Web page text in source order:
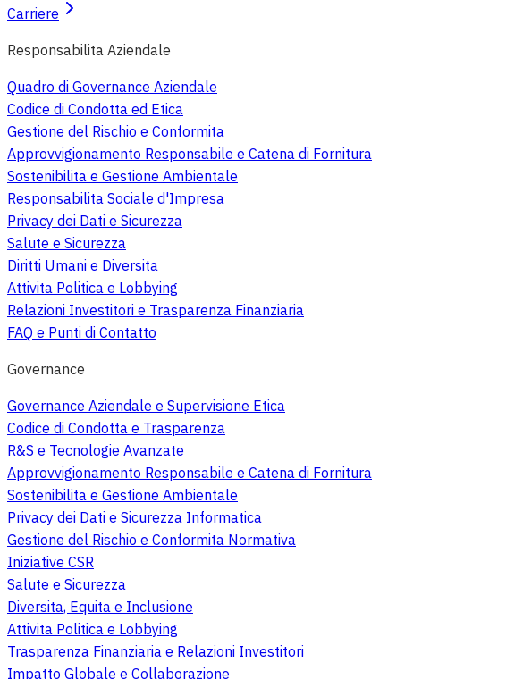
Carriere
Responsabilita Aziendale
Quadro di Governance Aziendale
Codice di Condotta ed Etica
Gestione del Rischio e Conformita
Approvvigionamento Responsabile e Catena di Fornitura
Sostenibilita e Gestione Ambientale
Responsabilita Sociale d'Impresa
Privacy dei Dati e Sicurezza
Salute e Sicurezza
Diritti Umani e Diversita
Attivita Politica e Lobbying
Relazioni Investitori e Trasparenza Finanziaria
FAQ e Punti di Contatto
Governance
Governance Aziendale e Supervisione Etica
Codice di Condotta e Trasparenza
R&S e Tecnologie Avanzate
Approvvigionamento Responsabile e Catena di Fornitura
Sostenibilita e Gestione Ambientale
Privacy dei Dati e Sicurezza Informatica
Gestione del Rischio e Conformita Normativa
Iniziative CSR
Salute e Sicurezza
Diversita, Equita e Inclusione
Attivita Politica e Lobbying
Trasparenza Finanziaria e Relazioni Investitori
Impatto Globale e Collaborazione